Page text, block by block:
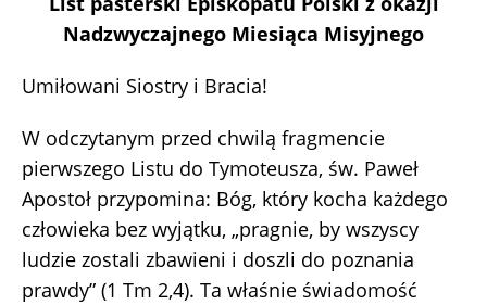
Nadzwyczajnego Miesiąca Misyjnego
Umiłowani Siostry i Bracia!
W odczytanym przed chwilą fragmencie
pierwszego Listu do Tymoteusza, św. Paweł
Apostoł przypomina: Bóg, który kocha każdego
człowieka bez wyjątku, „pragnie, by wszyscy
ludzie zostali zbawieni i doszli do poznania
prawdy” (1 Tm 2,4). Ta właśnie świadomość